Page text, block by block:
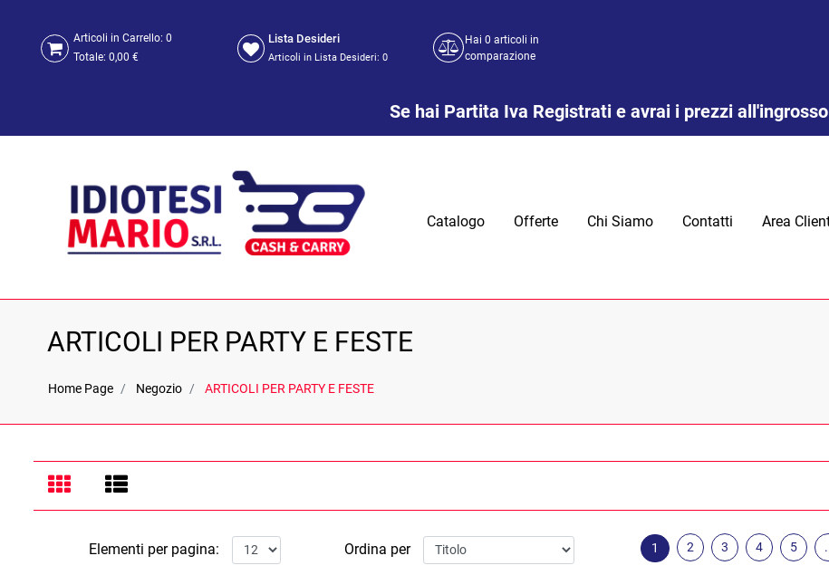
Articoli in Carrello: 0
Totale: 0,00 €
Lista Desideri
Articoli in Lista Desideri: 0
Hai0 articoli in
comparazione
Se hai Partita Iva Registrati e avrai i prezzi all'ingrosso
Catalogo Offerte Chi Siamo Contatti Area
ARTICOLI PER PARTY E FESTE
Home Page Negozio ARTICOLI PER PARTY E FESTE
Ordina per
Elementi per pagina: 1 2 3 4 5